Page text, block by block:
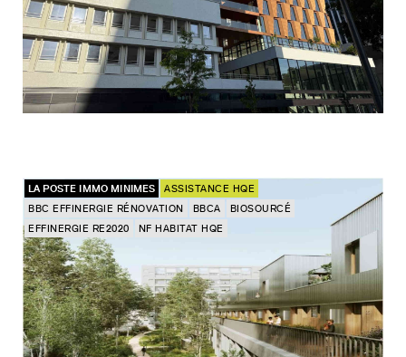
LA POSTE IMMO MINIMES
ASSISTANCE HQE
BBC EFFINERGIE RÉNOVATION
BBCA
BIOSOURCÉ
EFFINERGIE RE2020
NF HABITAT HQE